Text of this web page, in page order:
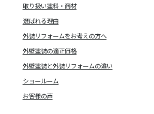
取り扱い塗料・商材
選ばれる理由
外装リフォームをお考えの方へ
外壁塗装の適正価格
外壁塗装と外装リフォームの違い
ショールーム
お客様の声